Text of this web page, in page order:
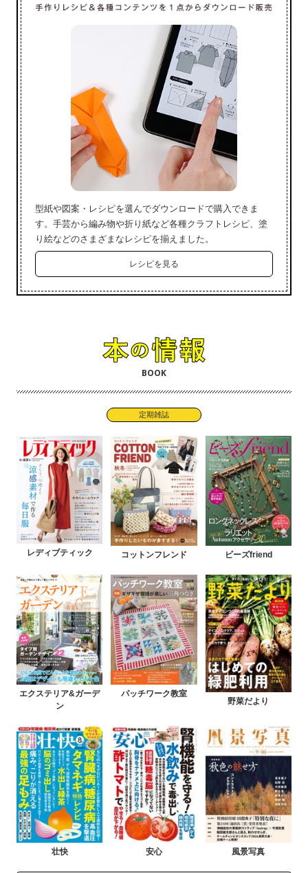
型紙や図案・レシピを選んでダウンロードで購入できま
す。手芸から編み物や折り紙など各種クラフトレシピ、塗
り絵などのさまざまなレシピを揃えました。
レシピを見る
BOOK
定期雑誌
レディブティック コットンフレンド ビーズfriend
エクステリア&ガーデ
ン
パッチワーク教室
野菜だより
壮快 安心 風景写真